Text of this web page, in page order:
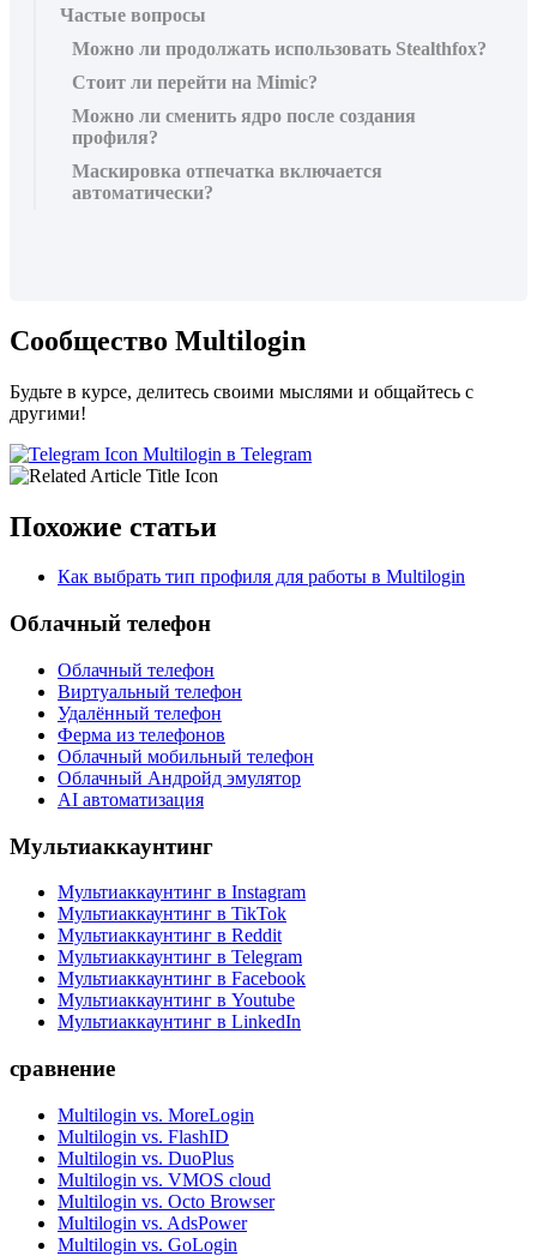
Частые вопросы
Можно ли продолжать использовать Stealthfox?
Стоит ли перейти на Mimic?
Можно ли сменить ядро после создания
профиля?
Маскировка отпечатка включается
автоматически?
Сообщество Multilogin
Будьте в курсе, делитесь своими мыслями и общайтесь с
другими!
Multilogin в Telegram
Похожие статьи
Как выбрать тип профиля для работы в Multilogin
Облачный телефон
Облачный телефон
Виртуальный телефон
Удалённый телефон
Ферма из телефонов
Облачный мобильный телефон
Облачный Андройд эмулятор
AI автоматизация
Мультиаккаунтинг
Мультиаккаунтинг в Instagram
Мультиаккаунтинг в TikTok
Мультиаккаунтинг в Reddit
Мультиаккаунтинг в Telegram
Мультиаккаунтинг в Facebook
Мультиаккаунтинг в Youtube
Мультиаккаунтинг в LinkedIn
сравнение
Multilogin vs. MoreLogin
Multilogin vs. FlashID
Multilogin vs. DuoPlus
Multilogin vs. VMOS cloud
Multilogin vs. Octo Browser
Multilogin vs. AdsPower
Multilogin vs. GoLogin